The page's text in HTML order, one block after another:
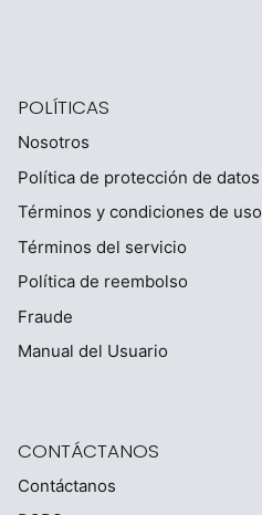
POLÍTICAS
Nosotros
Política de protección de datos
Términos y condiciones de uso
Términos del servicio
Política de reembolso
Fraude
Manual del Usuario
CONTÁCTANOS
Contáctanos